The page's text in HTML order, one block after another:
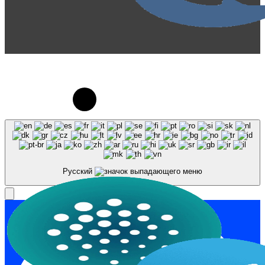
использовании материалов сайта galaktika64.ru
ссылка на источник обязательна.
Русский